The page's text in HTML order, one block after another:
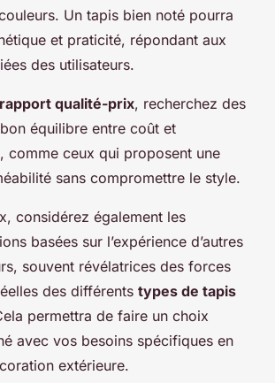
Un tapis bien noté pourra
et praticité, répondant aux
des utilisateurs.
rapport qualité-prix, recherchez des
équilibre entre coût et
comme ceux qui proposent une
sans compromettre le style.
considérez également les
basées sur l’expérience d’autres
souvent révélatrices des forces
des différents types de tapis
permettra de faire un choix
avec vos besoins spécifiques en
extérieure.